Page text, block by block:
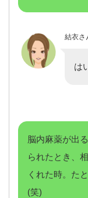
結衣さ
は
脳内麻薬が出
られたとき、
くれた時。た
(笑)